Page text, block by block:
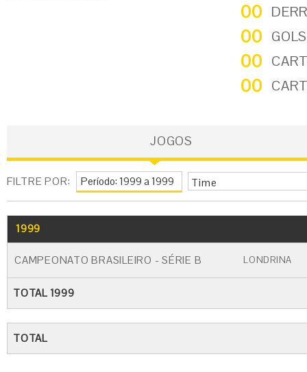
00
00
00
00
JOGOS
FILTRE POR: Time
1999
CAMPEONATO BRASILEIRO - SÉRIE B LONDRINA
TOTAL 1999
TOTAL